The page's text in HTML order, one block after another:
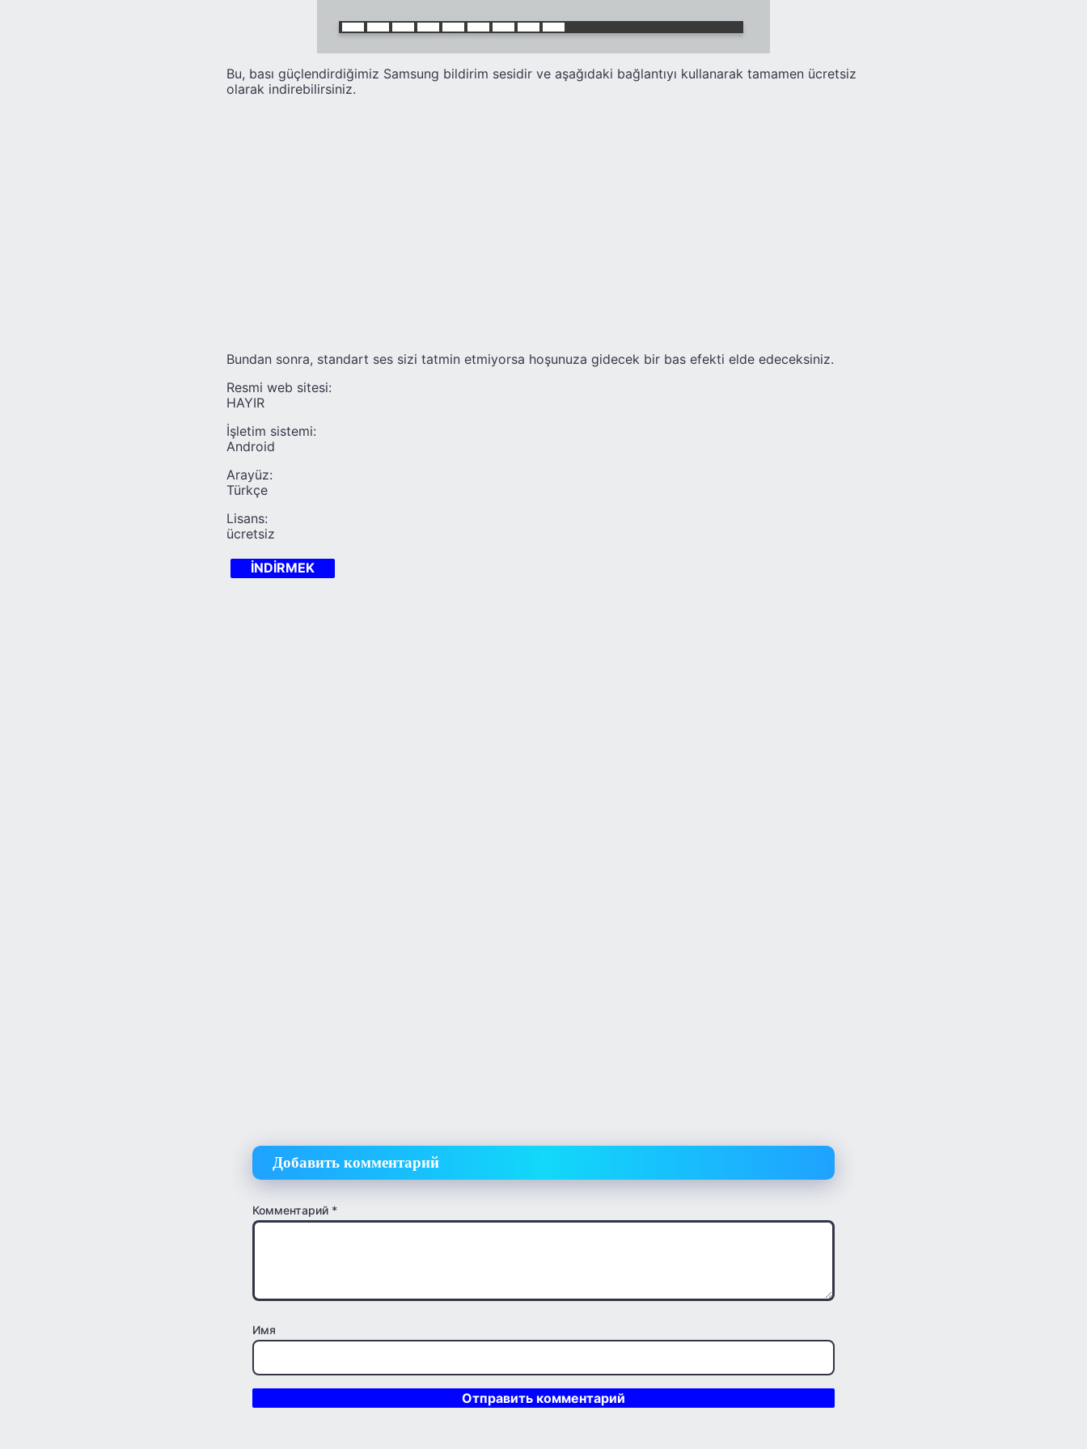
Bu, bası güçlendirdiğimiz Samsung bildirim sesidir ve aşağıdaki bağlantıyı kullanarak tamamen ücretsiz
olarak indirebilirsiniz.
Bundan sonra, standart ses sizi tatmin etmiyorsa hoşunuza gidecek bir bas efekti elde edeceksiniz.
Resmi web sitesi:
HAYIR
İşletim sistemi:
Android
Arayüz:
Türkçe
Lisans:
ücretsiz
İNDİRMEK
Добавить комментарий
Комментарий *
Имя